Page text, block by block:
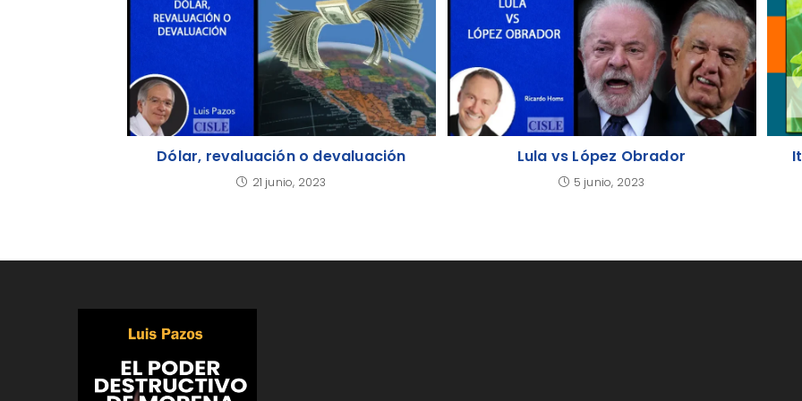
Dólar, revaluación o devaluación
21 junio, 2023
Lula vs López Obrador
5 junio, 2023